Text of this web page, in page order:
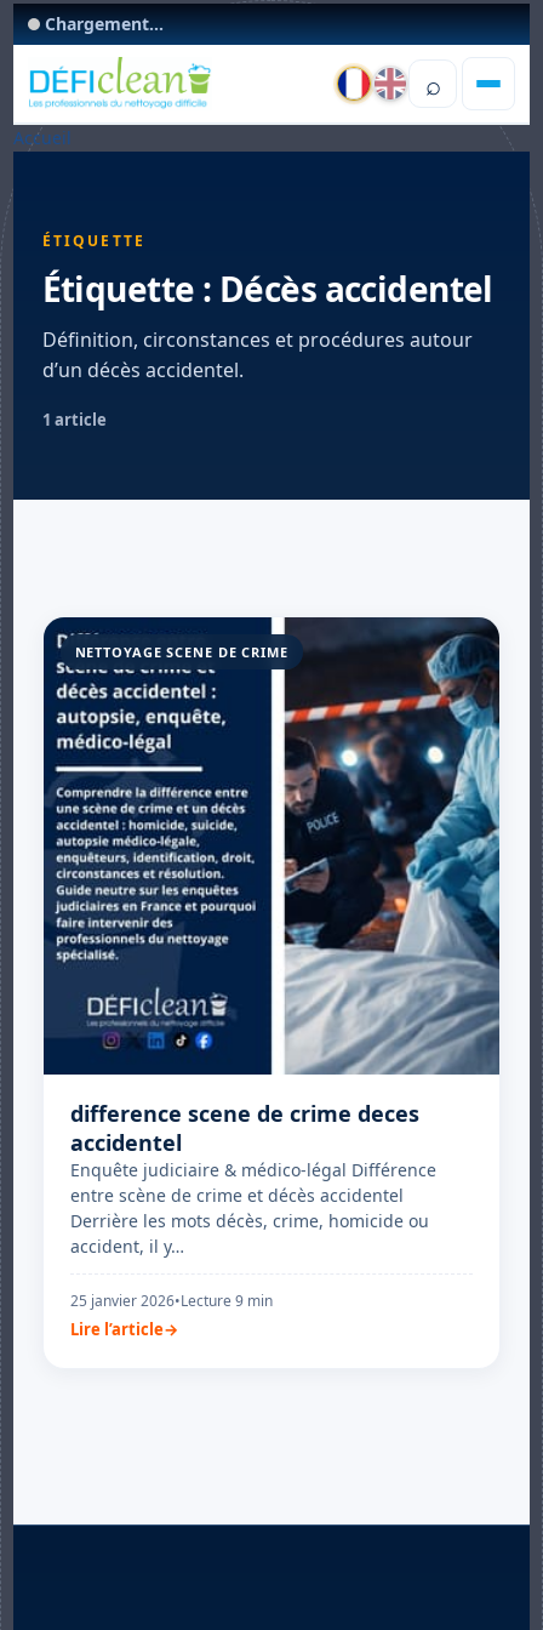
Chargement...
⌕
Accueil
ÉTIQUETTE
Étiquette : Décès accidentel
Définition, circonstances et procédures autour
d’un décès accidentel.
1 article
NETTOYAGE SCENE DE CRIME
difference scene de crime deces
accidentel
Enquête judiciaire & médico-légal Différence
entre scène de crime et décès accidentel
Derrière les mots décès, crime, homicide ou
accident, il y…
25 janvier 2026•Lecture 9 min
Lire l’article